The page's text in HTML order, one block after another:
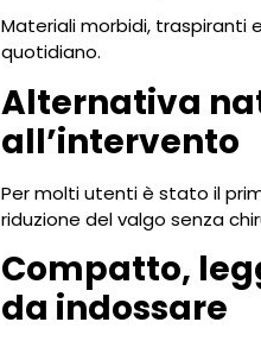
Materiali morbidi, traspiranti
quotidiano.
Alternativa
all’intervento
Per molti utenti è stato il
riduzione del valgo senza
Compatto,
da indossare